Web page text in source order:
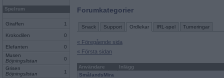
Spelrum
Giraffen 1
Krokodilen 0
Elefanten
0
Musen
Böjningslistan
0
Grisen
Böjningslistan
1
Forumkategorier
Snack Support Ordlekar IRL-spel Turneringar
« Föregående sida
« Första sidan
Användare
Inlägg
SmålandsMira